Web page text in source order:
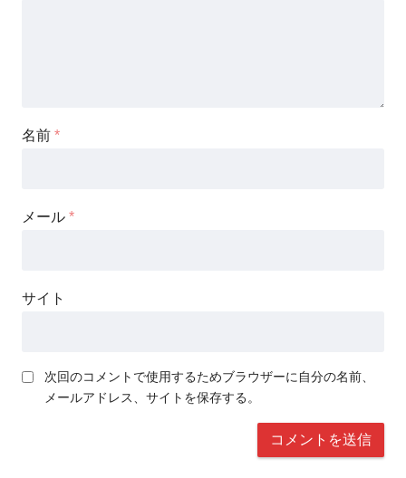
名前 *
メール *
サイト
次回のコメントで使用するためブラウザーに自分の名前、
メールアドレス、サイトを保存する。